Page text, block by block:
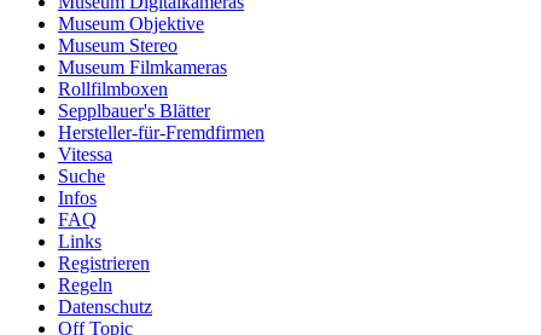
Museum Objektive
Museum Stereo
Museum Filmkameras
Rollfilmboxen
Sepplbauer's Blätter
Hersteller-für-Fremdfirmen
Vitessa
Suche
Infos
FAQ
Links
Registrieren
Regeln
Datenschutz
Off Topic